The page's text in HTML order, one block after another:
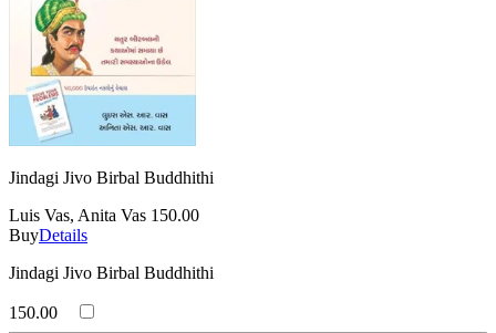
Jindagi Jivo Birbal Buddhithi
Luis Vas, Anita Vas 150.00
BuyDetails
Jindagi Jivo Birbal Buddhithi
150.00